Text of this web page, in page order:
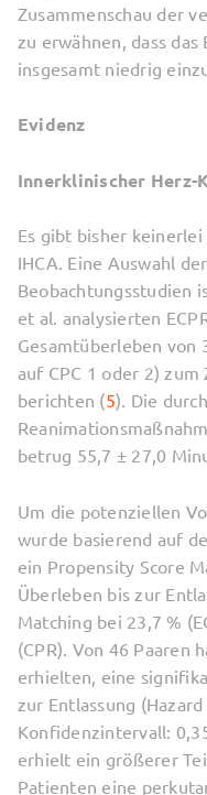
Zusammenschau der
zu erwähnen, dass das
insgesamt niedrig
Evidenz
Innerklinischer Herz-
Es gibt bisher keinerlei
IHCA. Eine Auswahl
Beobachtungsstudien
et al. analysierten
Gesamtüberleben von
auf CPC 1 oder 2)
berichten (5). Die
betrug 55,7 ± 27,0
Um die potenziellen
wurde basierend auf
ein Propensity Score
Überleben bis zur
Matching bei 23,7 %
(CPR). Von 46 Paaren
erhielten, eine
zur Entlassung
Konfidenzintervall:
erhielt ein größerer
Patienten eine